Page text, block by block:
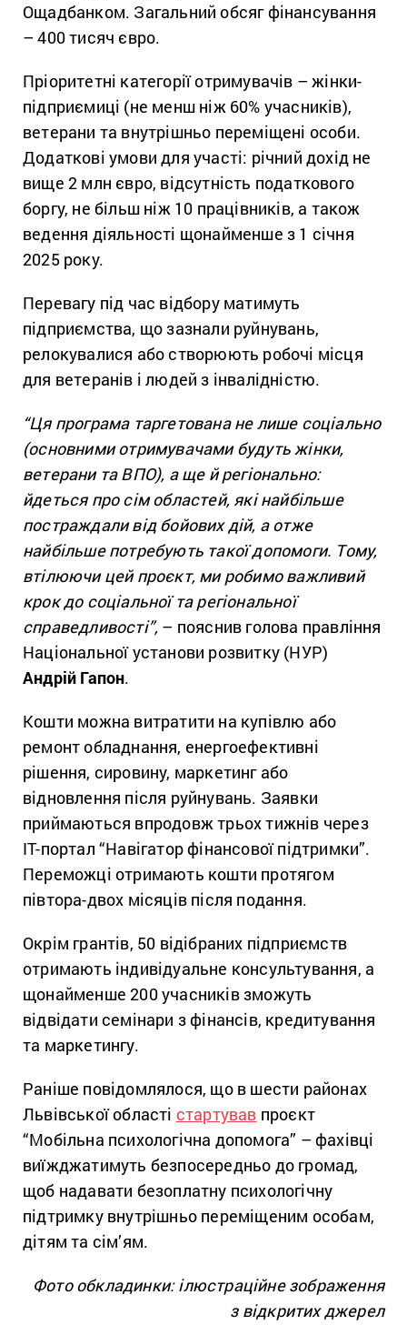
Ощадбанком. Загальний обсяг фінансування
– 400 тисяч євро.
Пріоритетні категорії отримувачів – жінки-
підприємиці (не менш ніж 60% учасників),
ветерани та внутрішньо переміщені особи.
Додаткові умови для участі: річний дохід не
вище 2 млн євро, відсутність податкового
боргу, не більш ніж 10 працівників, а також
ведення діяльності щонайменше з 1 січня
2025 року.
Перевагу під час відбору матимуть
підприємства, що зазнали руйнувань,
релокувалися або створюють робочі місця
для ветеранів і людей з інвалідністю.
“Ця програма таргетована не лише соціально
(основними отримувачами будуть жінки,
ветерани та ВПО), а ще й регіонально:
йдеться про сім областей, які найбільше
постраждали від бойових дій, а отже
найбільше потребують такої допомоги. Тому,
втілюючи цей проєкт, ми робимо важливий
крок до соціальної та регіональної
справедливості”, – пояснив голова правління
Національної установи розвитку (НУР)
Андрій Гапон.
Кошти можна витратити на купівлю або
ремонт обладнання, енергоефективні
рішення, сировину, маркетинг або
відновлення після руйнувань. Заявки
приймаються впродовж трьох тижнів через
IT-портал “Навігатор фінансової підтримки”.
Переможці отримають кошти протягом
півтора-двох місяців після подання.
Окрім грантів, 50 відібраних підприємств
отримають індивідуальне консультування, а
щонайменше 200 учасників зможуть
відвідати семінари з фінансів, кредитування
та маркетингу.
Раніше повідомлялося, що в шести районах
Львівської області стартував проєкт
“Мобільна психологічна допомога” – фахівці
виїжджатимуть безпосередньо до громад,
щоб надавати безоплатну психологічну
підтримку внутрішньо переміщеним особам,
дітям та сім’ям.
Фото обкладинки: ілюстраційне зображення
з відкритих джерел